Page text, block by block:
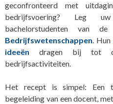
geconfronteerd met
bedrijfsvoering? Leg
bachelorstudenten van de
Bedrijfswetenschappen. Hun
ideeën dragen bij tot
bedrijfsactiviteiten.
Het recept is simpel: Een
begeleiding van een docent,